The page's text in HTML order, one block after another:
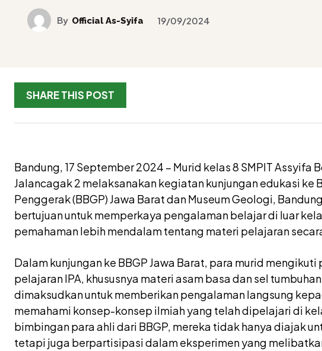
By Official As-Syifa 19/09/2024
SHARE THIS POST
Bandung, 17 September 2024 – Murid kelas 8 SMPIT Assyifa
Jalancagak 2 melaksanakan kegiatan kunjungan edukasi ke
Penggerak (BBGP) Jawa Barat dan Museum Geologi,
bertujuan untuk memperkaya pengalaman belajar di luar
pemahaman lebih mendalam tentang materi pelajaran
Dalam kunjungan ke BBGP Jawa Barat, para murid
pelajaran IPA, khususnya materi asam basa dan sel
dimaksudkan untuk memberikan pengalaman langsung
memahami konsep-konsep ilmiah yang telah dipelajari di
bimbingan para ahli dari BBGP, mereka tidak hanya diajak
tetapi juga berpartisipasi dalam eksperimen yang